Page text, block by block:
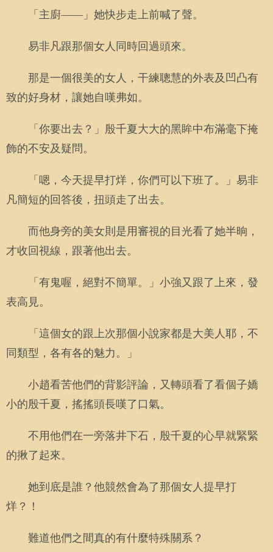
「主廚——」她快步走上前喊了聲。
易非凡跟那個女人同時回過頭來。
那是一個很美的女人，干練聰慧的外表及凹凸有
致的好身材，讓她自嘆弗如。
「你要出去？」殷千夏大大的黑眸中布滿毫下掩
飾的不安及疑問。
「嗯，今天提早打烊，你們可以下班了。」易非
凡簡短的回答後，扭頭走了出去。
而他身旁的美女則是用審視的目光看了她半晌，
才收回視線，跟著他出去。
「有鬼喔，絕對不簡單。」小強又跟了上來，發
表高見。
「這個女的跟上次那個小說家都是大美人耶，不
同類型，各有各的魅力。」
小趙看苦他們的背影評論，又轉頭看了看個子嬌
小的殷千夏，搖搖頭長嘆了口氣。
不用他們在一旁落井下石，殷千夏的心早就緊緊
的揪了起來。
她到底是誰？他競然會為了那個女人提早打
烊？！
難道他們之間真的有什麼特殊關系？